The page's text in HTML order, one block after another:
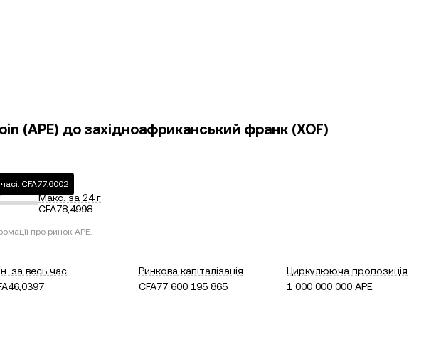
(APE) до західноафриканський франк (XOF)
CFA77,6002
Макс. за 24 г
CFA78,4998
про ринок APE.
за весь час
Ринкова капіталізація
CFA77 600 195 865
Циркулююча пропозиція
1 000 000 000 APE